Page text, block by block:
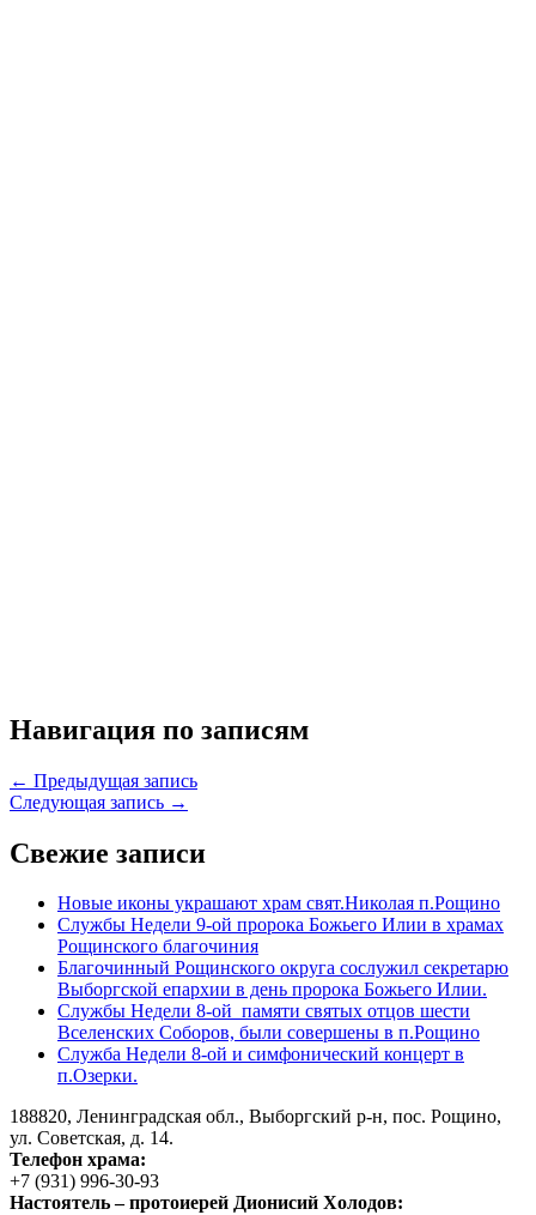
Навигация по записям
← Предыдущая запись
Следующая запись →
Свежие записи
Новые иконы украшают храм свят.Николая п.Рощино
Службы Недели 9-ой пророка Божьего Илии в храмах
Рощинского благочиния
Благочинный Рощинского округа сослужил секретарю
Выборгской епархии в день пророка Божьего Илии.
Службы Недели 8-ой памяти святых отцов шести
Вселенских Соборов, были совершены в п.Рощино
Служба Недели 8-ой и симфонический концерт в
п.Озерки.
188820, Ленинградская обл., Выборгский р-н, пос. Рощино,
ул. Советская, д. 14.
Телефон храма:
+7 (931) 996-30-93
Настоятель – протоиерей Дионисий Холодов: